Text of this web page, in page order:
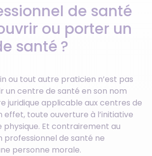
de santé
ou porter un
santé ?
ou tout autre praticien n’est pas
un centre de santé en son nom
juridique applicable aux centres de
effet, toute ouverture à l’initiative
physique. Et contrairement au
professionnel de santé ne
personne morale.